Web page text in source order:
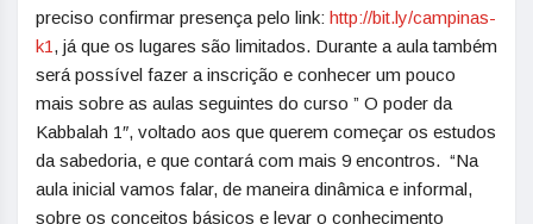
preciso confirmar presença pelo link: http://bit.ly/campinas-
k1 , já que os lugares são limitados. Durante a aula também
será possível fazer a inscrição e conhecer um pouco
mais sobre as aulas seguintes do curso ” O poder da
Kabbalah 1″, voltado aos que querem começar os estudos
da sabedoria, e que contará com mais 9 encontros. “Na
aula inicial vamos falar, de maneira dinâmica e informal,
sobre os conceitos básicos e levar o conhecimento